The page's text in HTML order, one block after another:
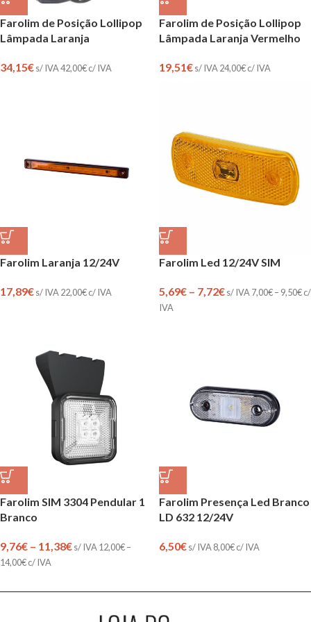
Farolim de Posição Lollipop
Lâmpada Laranja
34,15€s/ IVA42,00€c/ IVA
Farolim de Posição Lollipop
Lâmpada Laranja Vermelho
19,51€s/ IVA 24,00€c/ IVA
Farolim Laranja 12/24V
17,89€s/ IVA 22,00€c/ IVA
Farolim Led 12/24V SIM
5,69€ – 7,72€s/ IVA 7,00€– 9,50€c/
IVA
Farolim SIM 3304 Pendular 1
Branco
9,76€ – 11,38€s/ IVA 12,00€–
14,00€c/ IVA
Farolim Presença Led Branco
LD 632 12/24V
6,50€s/ IVA 8,00€c/ IVA